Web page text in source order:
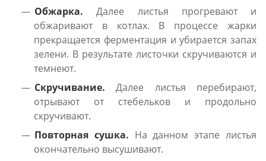
Обжарка. Далее листья прогревают и
обжаривают в котлах. В процессе жарки
прекращается ферментация и убирается запах
зелени. В результате листочки скручиваются и
темнеют.
Скручивание. Далее листья перебирают,
отрывают от стебельков и продольно
скручивают.
Повторная сушка. На данном этапе листья
окончательно высушивают.